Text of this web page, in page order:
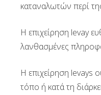
καταναλωτών περί
Η επιχείρηση levay
λανθασμένες
Η επιχείρηση levays
τόπο ή κατά τη